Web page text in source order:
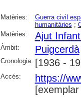
Matèries: Guerra civil
humanitàries ;
Matèries:
Ajut
Àmbit: Puigcerdà
Cronologia: [1936 -
Accés:
https://